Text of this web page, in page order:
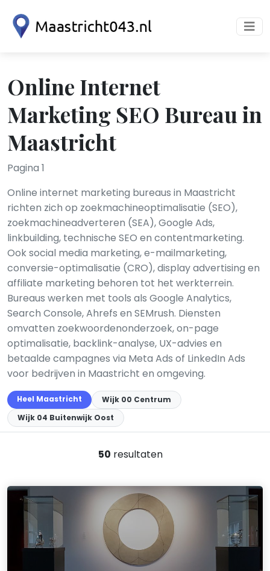
Online Internet
Marketing SEO Bureau in
Maastricht
Pagina 1
Online internet marketing bureaus in Maastricht
richten zich op zoekmachineoptimalisatie (SEO),
zoekmachineadverteren (SEA), Google Ads,
linkbuilding, technische SEO en contentmarketing.
Ook social media marketing, e-mailmarketing,
conversie-optimalisatie (CRO), display advertising en
affiliate marketing behoren tot het werkterrein.
Bureaus werken met tools als Google Analytics,
Search Console, Ahrefs en SEMrush. Diensten
omvatten zoekwoordenonderzoek, on-page
optimalisatie, backlink-analyse, UX-advies en
betaalde campagnes via Meta Ads of LinkedIn Ads
voor bedrijven in Maastricht en omgeving.
Heel Maastricht
Wijk 00 Centrum
Wijk 04 Buitenwijk Oost
50 resultaten